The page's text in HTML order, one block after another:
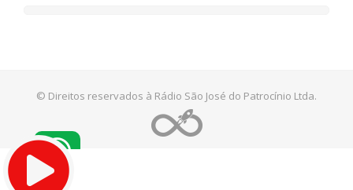
© Direitos reservados à Rádio São José do Patrocínio Ltda.